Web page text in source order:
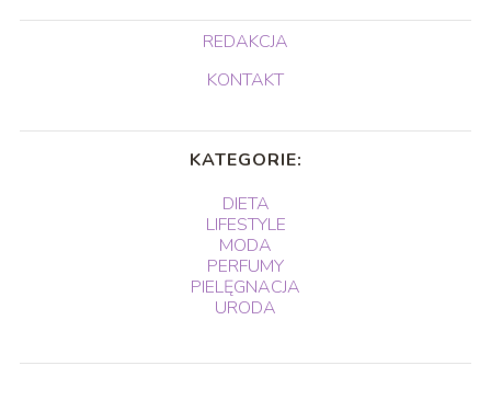
REDAKCJA
KONTAKT
KATEGORIE:
DIETA
LIFESTYLE
MODA
PERFUMY
PIELĘGNACJA
URODA